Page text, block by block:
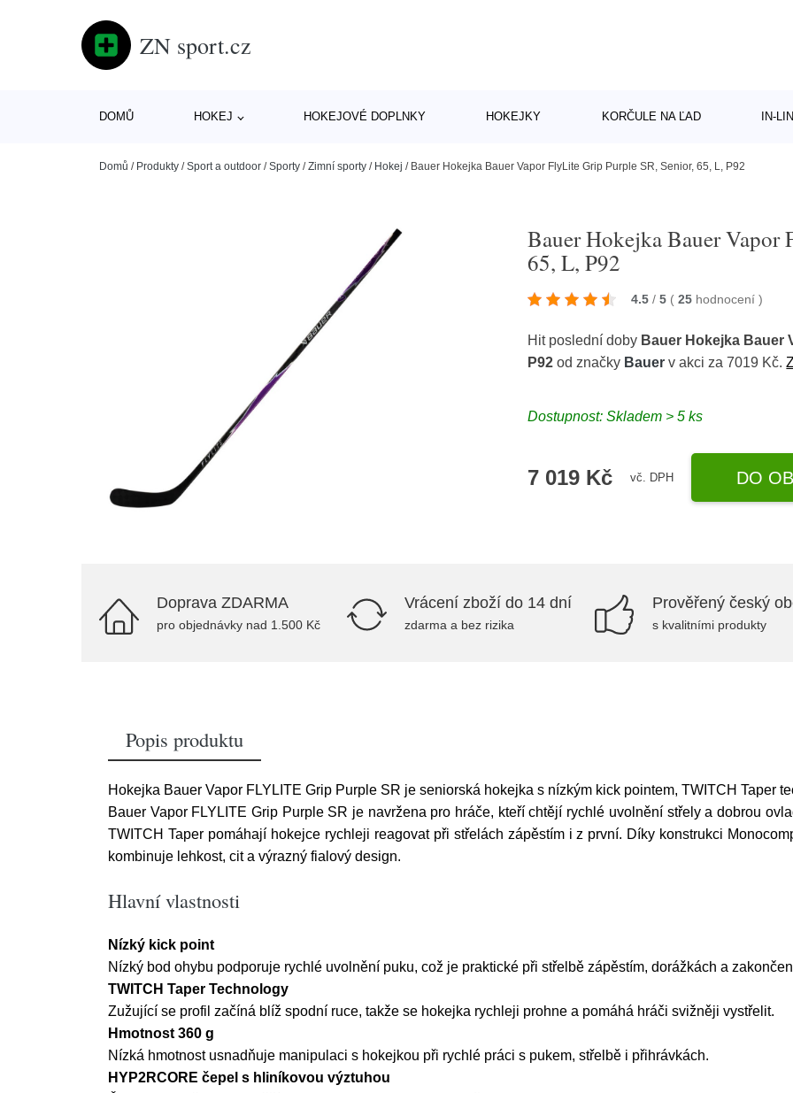
ZN sport.cz
DOMŮ HOKEJ HOKEJOVÉ DOPLNKY HOKEJKY KORČULE NA ĽAD IN-
Domů / Produkty /Sport a outdoor /Sporty /Zimní sporty / Hokej / Bauer Hokejka Bauer Vapor FlyLite Grip Purple SR, Senior, 65, L, P92
Bauer Hokejka Bauer
65, L, P92
4.5 / 5 ( 25 hodnocení)
Hit poslední doby Bauer Hokejka Bauer
P92 od značky Bauer v akci za 7019 Kč.
Dostupnost: Skladem > 5 ks
7 019 Kč vč. DPH DO
Doprava ZDARMA
pro objednávky nad 1.500 Kč
Vrácení zboží do 14 dní
zdarma a bez rizika
Prověřený český
s kvalitními produkty
Popis produktu
Hokejka Bauer Vapor FLYLITE Grip Purple SR je seniorská hokejka s nízkým kick pointem, TWITCH Taper
Bauer Vapor FLYLITE Grip Purple SR je navržena pro hráče, kteří chtějí rychlé uvolnění střely a dobrou
TWITCH Taper pomáhají hokejce rychleji reagovat při střelách zápěstím i z první. Díky konstrukci
kombinuje lehkost, cit a výrazný fialový design.
Hlavní vlastnosti
Nízký kick point
Nízký bod ohybu podporuje rychlé uvolnění puku, což je praktické při střelbě zápěstím, dorážkách a
TWITCH Taper Technology
Zužující se profil začíná blíž spodní ruce, takže se hokejka rychleji prohne a pomáhá hráči svižněji vystřelit.
Hmotnost 360 g
Nízká hmotnost usnadňuje manipulaci s hokejkou při rychlé práci s pukem, střelbě i přihrávkách.
HYP2RCORE čepel s hliníkovou výztuhou